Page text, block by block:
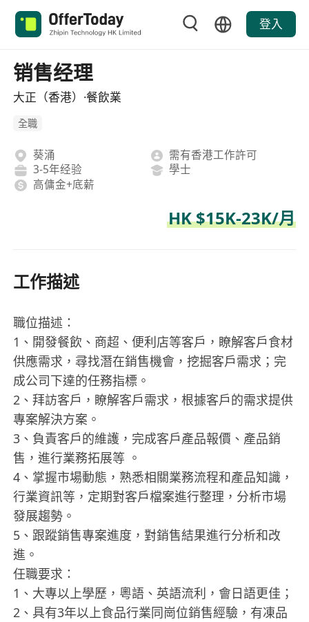
登入
销售经理
大正（香港）·餐飲業
全職
葵涌
需有香港工作許可
3-5年经验
學士
高傭金+底薪
HK $15K-23K/月
工作描述
職位描述：
1、開發餐飲、商超、便利店等客戶，瞭解客戶食材
供應需求，尋找潛在銷售機會，挖掘客戶需求；完
成公司下達的任務指標。
2、拜訪客戶，瞭解客戶需求，根據客戶的需求提供
專案解決方案。
3、負責客戶的維護，完成客戶產品報價、產品銷
售，進行業務拓展等 。
4、掌握市場動態，熟悉相關業務流程和產品知識，
行業資訊等，定期對客戶檔案進行整理，分析市場
發展趨勢。
5、跟蹤銷售專案進度，對銷售結果進行分析和改
進。
任職要求：
1、大專以上學歷，粵語、英語流利，會日語更佳；
2、具有3年以上食品行業同崗位銷售經驗，有凍品